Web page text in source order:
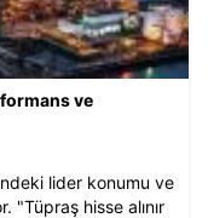
ve
lider konumu ve
hisse alınır